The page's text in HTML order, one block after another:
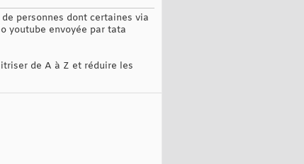
personnes dont certaines via
youtube envoyée par tata
de A à Z et réduire les